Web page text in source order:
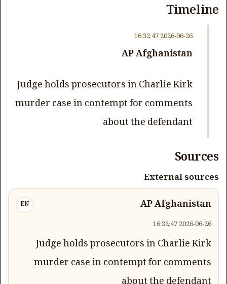
Timeline
2026-06-26 16:32:47
AP Afghanistan
Judge holds prosecutors in Charlie Kirk
murder case in contempt for comments
about the defendant
Sources
External sources
AP Afghanistan
EN
2026-06-26 16:32:47
Judge holds prosecutors in Charlie Kirk
murder case in contempt for comments